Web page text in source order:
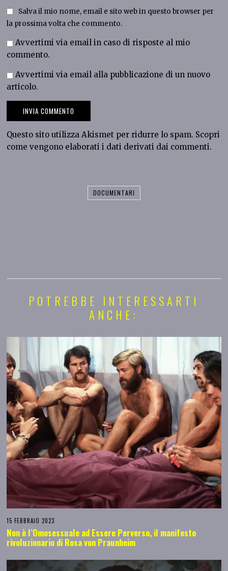
Salva il mio nome, email e sito web in questo browser per
la prossima volta che commento.
Avvertimi via email in caso di risposte al mio
commento.
Avvertimi via email alla pubblicazione di un nuovo
articolo.
Questo sito utilizza Akismet per ridurre lo spam. Scopri
come vengono elaborati i dati derivati dai commenti.
DOCUMENTARI
POTREBBE INTERESSARTI
ANCHE:
15 FEBBRAIO 2023
Non è l’Omosessuale ad Essere Perverso, il manifesto
rivoluzionario di Rosa von Praunheim